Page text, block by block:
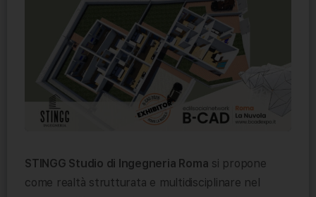
STINGG Studio di Ingegneria Roma si propone
come realtà strutturata e multidisciplinare nel